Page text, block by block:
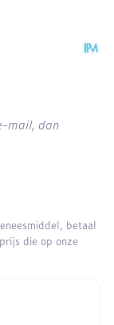
betaal
die op onze
mail, dan